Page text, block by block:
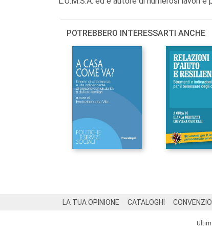
POTREBBERO INTERESSARTI ANCHE
LA TUA OPINIONE CATALOGHI